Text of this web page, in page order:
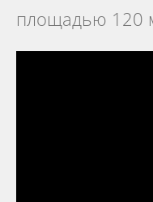
площадью 120